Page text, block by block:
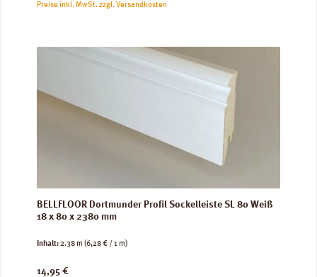
Preise inkl. MwSt. zzgl. Versandkosten
BELLFLOOR Dortmunder Profil Sockelleiste SL 80 Weiß
18 x 80 x 2380 mm
Inhalt:2.38 m (6,28 € / 1 m)
Regulärer Preis:
14,95 €